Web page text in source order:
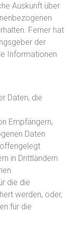
Auskunft über
Ferner hat
der
Informationen
Daten, die
Empfängern,
Daten
in Drittländern
die die
werden, oder,
für die